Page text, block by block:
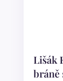
Lišák
bráně